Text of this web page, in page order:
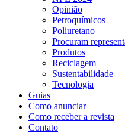
Opinião
Petroquímicos
Poliuretano
Procuram
Produtos
Reciclagem
Sustentabilidade
Tecnologia
Guias
Como anunciar
Como receber a revista
Contato